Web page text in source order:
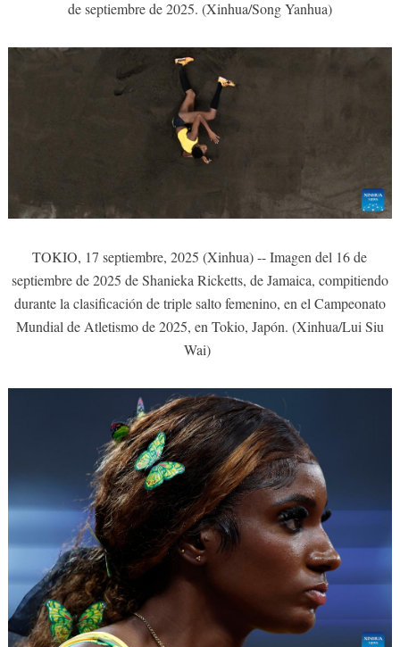
de septiembre de 2025. (Xinhua/Song Yanhua)
TOKIO, 17 septiembre, 2025 (Xinhua) -- Imagen del 16 de
septiembre de 2025 de Shanieka Ricketts, de Jamaica, compitiendo
durante la clasificación de triple salto femenino, en el Campeonato
Mundial de Atletismo de 2025, en Tokio, Japón. (Xinhua/Lui Siu
Wai)